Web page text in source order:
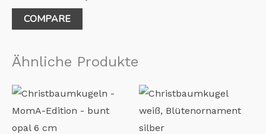
COMPARE
Ähnliche Produkte